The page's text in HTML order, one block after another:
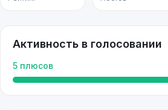
Активность в голосовании
5 плюсов